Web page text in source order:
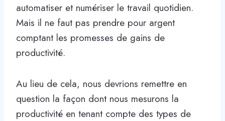
automatiser et numériser le travail quotidien.
Mais il ne faut pas prendre pour argent
comptant les promesses de gains de
productivité.
Au lieu de cela, nous devrions remettre en
question la façon dont nous mesurons la
productivité en tenant compte des types de